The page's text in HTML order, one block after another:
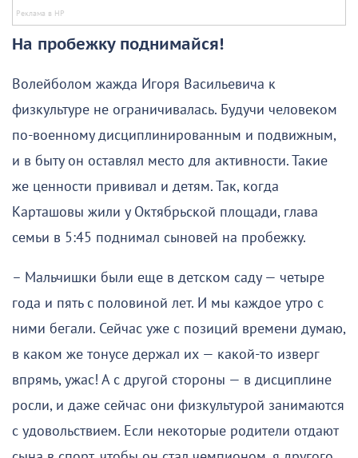
На пробежку поднимайся!
Волейболом жажда Игоря Васильевича к
физкультуре не ограничивалась. Будучи человеком
по-военному дисциплинированным и подвижным,
и в быту он оставлял место для активности. Такие
же ценности прививал и детям. Так, когда
Карташовы жили у Октябрьской площади, глава
семьи в 5:45 поднимал сыновей на пробежку.
– Мальчишки были еще в детском саду — четыре
года и пять с половиной лет. И мы каждое утро с
ними бегали. Сейчас уже с позиций времени думаю,
в каком же тонусе держал их — какой-то изверг
впрямь, ужас! А с другой стороны — в дисциплине
росли, и даже сейчас они физкультурой занимаются
с удовольствием. Если некоторые родители отдают